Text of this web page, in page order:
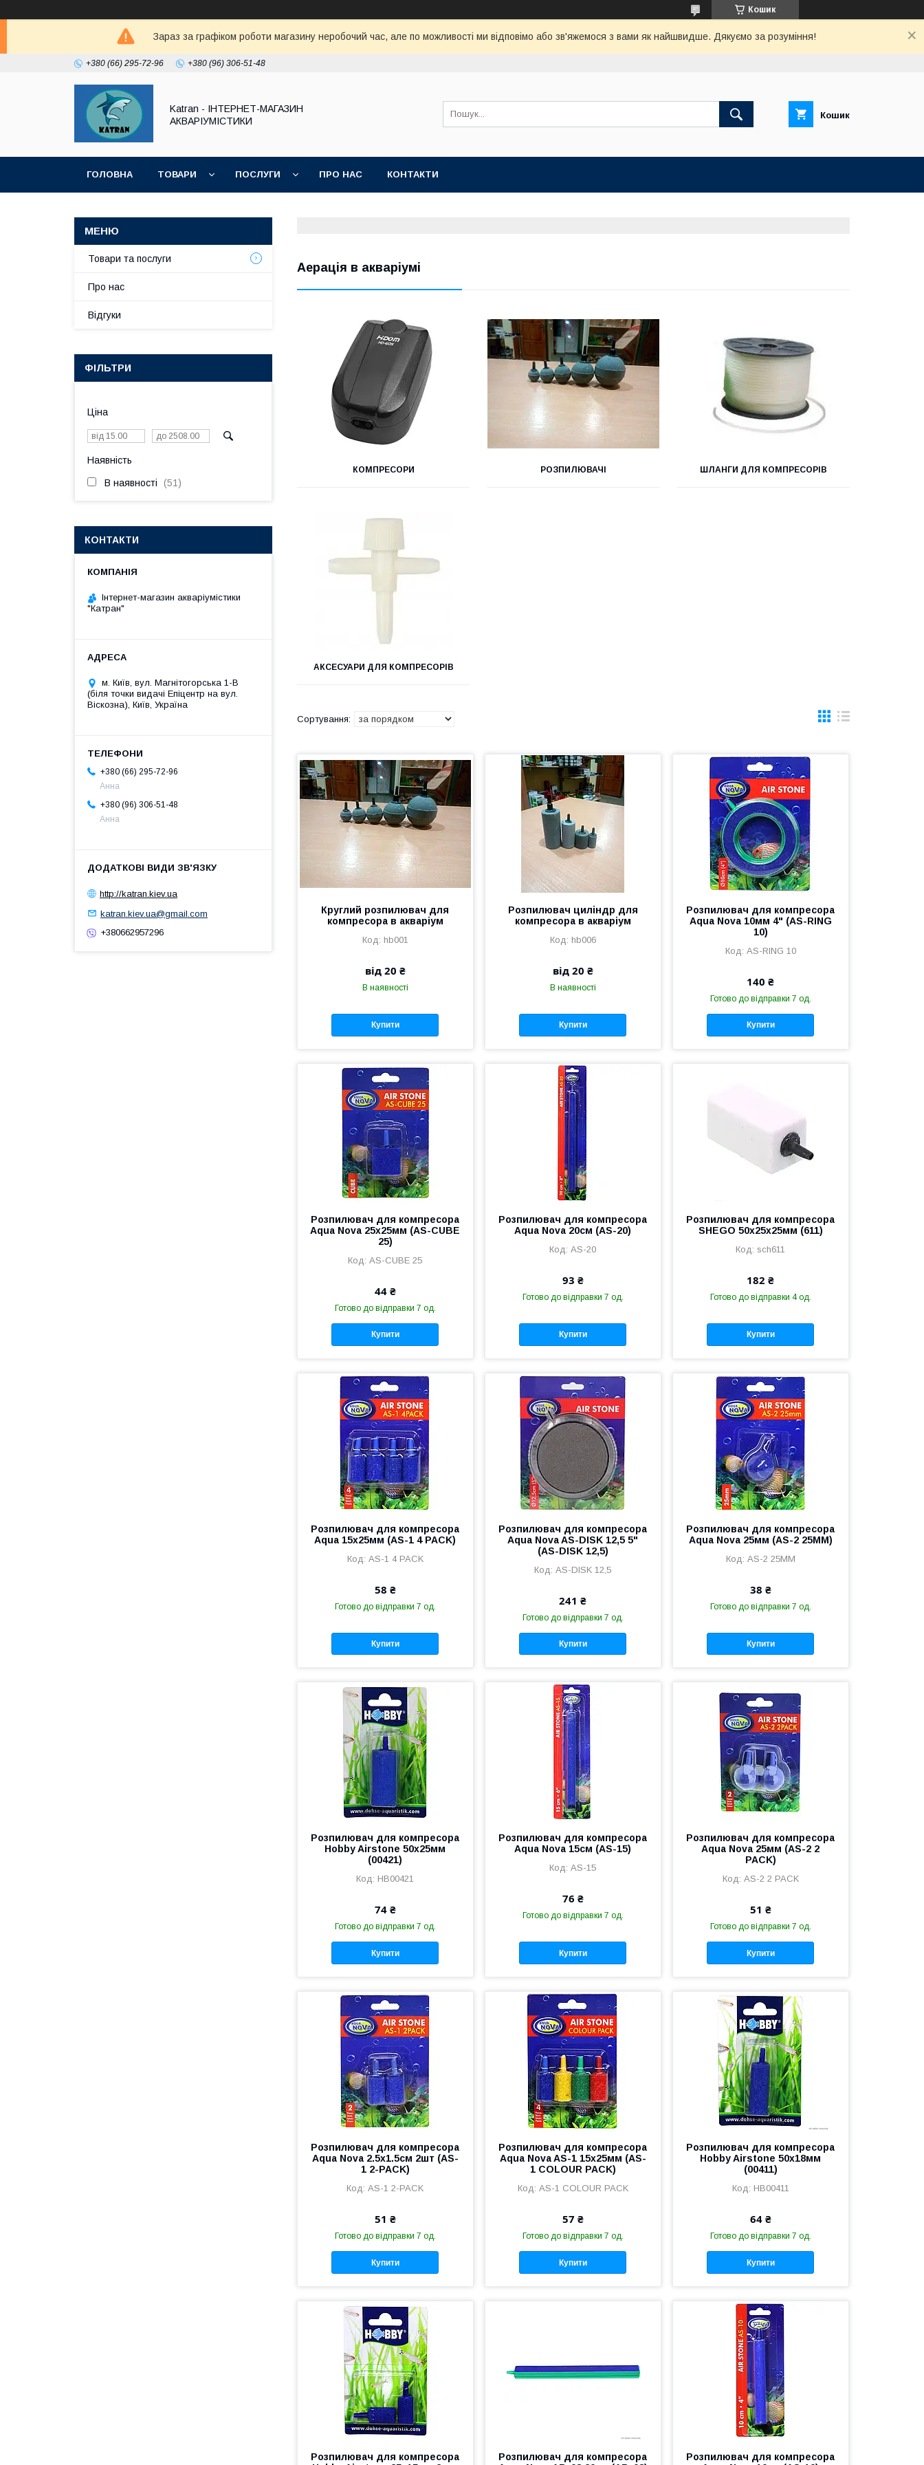
Кошик
Зараз за графіком роботи магазину неробочий час, але по можливості ми відповімо або зв'яжемося з вами як найшвидше. Дякуємо за розуміння!
+380 (66) 295-72-96 +380 (96) 306-51-48
Katran - ІНТЕРНЕТ-МАГАЗИН
АКВАРІУМІСТИКИ
Кошик
ГОЛОВНА ТОВАРИ ПОСЛУГИ ПРО НАС КОНТАКТИ
Аерація в акваріумі
КОМПРЕСОРИ РОЗПИЛЮВАЧІ ШЛАНГИ ДЛЯ КОМПРЕСОРІВ
АКСЕСУАРИ ДЛЯ КОМПРЕСОРІВ
Круглий розпилювач для
компресора в акваріум
hb001
від 20 ₴
В наявності
Купити
Розпилювач циліндр для
компресора в акваріум
hb006
від 20 ₴
В наявності
Купити
Розпилювач для компресора
Aqua Nova 10мм 4" (AS-RING
10)
AS-RING 10
140 ₴
Готово до відправки 7 од.
Купити
Розпилювач для компресора
Aqua Nova 25x25мм (AS-CUBE
25)
AS-CUBE 25
44 ₴
Готово до відправки 7 од.
Купити
Розпилювач для компресора
Aqua Nova 20см (AS-20)
AS-20
93 ₴
Готово до відправки 7 од.
Купити
Розпилювач для компресора
SHEGO 50x25x25мм (611)
sch611
182 ₴
Готово до відправки 4 од.
Купити
Розпилювач для компресора
Aqua 15x25мм (AS-1 4 PACK)
AS-1 4 PACK
58 ₴
Готово до відправки 7 од.
Купити
Розпилювач для компресора
Aqua Nova AS-DISK 12,5 5"
(AS-DISK 12,5)
AS-DISK 12,5
241 ₴
Готово до відправки 7 од.
Купити
Розпилювач для компресора
Aqua Nova 25мм (AS-2 25MM)
AS-2 25MM
38 ₴
Готово до відправки 7 од.
Купити
Розпилювач для компресора
Hobby Airstone 50x25мм
(00421)
HB00421
74 ₴
Готово до відправки 7 од.
Купити
Розпилювач для компресора
Aqua Nova 15см (AS-15)
AS-15
76 ₴
Готово до відправки 7 од.
Купити
Розпилювач для компресора
Aqua Nova 25мм (AS-2 2
PACK)
AS-2 2 PACK
51 ₴
Готово до відправки 7 од.
Купити
Розпилювач для компресора
Aqua Nova 2.5x1.5см 2шт (AS-
1 2-PACK)
AS-1 2-PACK
51 ₴
Готово до відправки 7 од.
Купити
Розпилювач для компресора
Aqua Nova AS-1 15x25мм (AS-
1 COLOUR PACK)
AS-1 COLOUR PACK
57 ₴
Готово до відправки 7 од.
Купити
Розпилювач для компресора
Hobby Airstone 50x18мм
(00411)
HB00411
64 ₴
Готово до відправки 7 од.
Купити
Розпилювач для компресора
Розпилювач для компресора
Розпилювач для компресора
Товари та послуги
Про нас
Відгуки
ФІЛЬТРИ
Ціна
Наявність
В наявності 51
КОНТАКТИ
Інтернет-магазин акваріумістики
"Катран"
м. Київ, вул. Магнітогорська 1-В
(біля точки видачі Епіцентр на вул.
Віскозна), Київ, Україна
+380 (66) 295-72-96
Анна
+380 (96) 306-51-48
Анна
http://katran.kiev.ua
katran.kiev.ua@gmail.com
+380662957296